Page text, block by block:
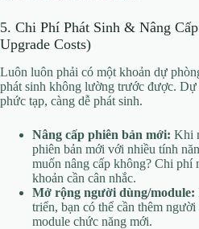
5. Chi Phí Phát Sinh & Nâng
Upgrade Costs)
Luôn luôn phải có một khoản dự
phát sinh không lường trước được. Dự
phức tạp, càng dễ phát sinh.
Nâng cấp phiên bản mới: Khi
phiên bản mới với nhiều tính
muốn nâng cấp không? Chi phí
khoản cần cân nhắc.
Mở rộng người dùng/module:
triển, bạn có thể cần thêm
module chức năng mới.